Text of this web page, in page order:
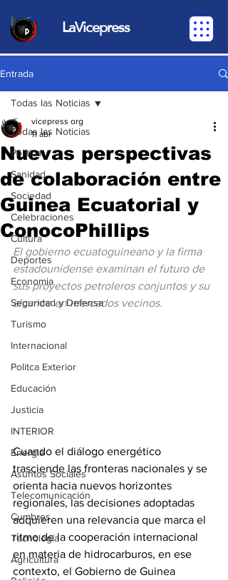
LaVicepress
Entrada
Todas las Noticias
Política
Sanidad
Sociedad
Celebraciones
Cultura
Deportes
Economia
Seguridad y Defensa
Turismo
Internacional
Politca Exterior
Educación
Justicia
INTERIOR
Energia
Asuntos Sociales
Telecomunicación
Cumbres
Tecnología
Agricultura
Todas las Noticias
Nuevas perspectivas
de colaboración entre
Guinea Ecuatorial y
ConocoPhillips
vicepress org
11 abr
El gobierno ecuatoguineano y la firma
estadounidense examinan el futuro de
sus proyectos petroleros conjuntos y su
alcance en mercados vecinos.
Cuando el diálogo energético
trasciende las fronteras nacionales y se
orienta hacia nuevos horizontes
regionales, las decisiones adoptadas
adquieren una relevancia que marca el
ritmo de la cooperación internacional
en materia de hidrocarburos, en ese
contexto, el Gobierno de Guinea